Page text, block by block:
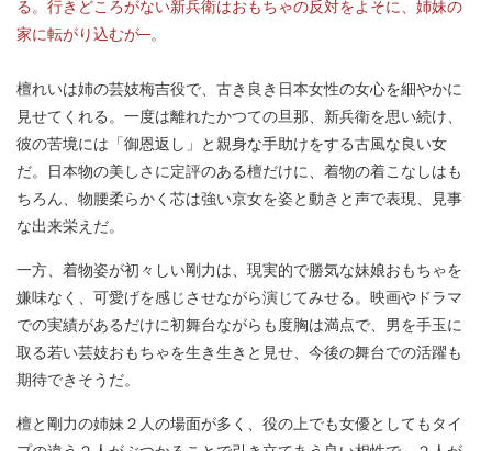
る。行きどころがない新兵衛はおもちゃの反対をよそに、姉妹の
家に転がり込むが─。
檀れいは姉の芸妓梅吉役で、古き良き日本女性の女心を細やかに
見せてくれる。一度は離れたかつての旦那、新兵衛を思い続け、
彼の苦境には「御恩返し」と親身な手助けをする古風な良い女
だ。日本物の美しさに定評のある檀だけに、着物の着こなしはも
ちろん、物腰柔らかく芯は強い京女を姿と動きと声で表現、見事
な出来栄えだ。
一方、着物姿が初々しい剛力は、現実的で勝気な妹娘おもちゃを
嫌味なく、可愛げを感じさせながら演じてみせる。映画やドラマ
での実績があるだけに初舞台ながらも度胸は満点で、男を手玉に
取る若い芸妓おもちゃを生き生きと見せ、今後の舞台での活躍も
期待できそうだ。
檀と剛力の姉妹２人の場面が多く、役の上でも女優としてもタイ